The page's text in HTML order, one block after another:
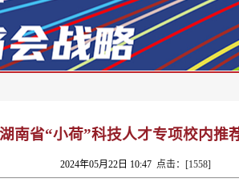
南省“小荷”科技人才专项校内推
2024年05月22日 10:47 点击：[1558]